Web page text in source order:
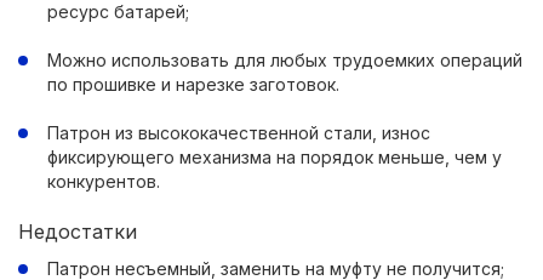
ресурс батарей;
Можно использовать для любых трудоемких операций
по прошивке и нарезке заготовок.
Патрон из высококачественной стали, износ
фиксирующего механизма на порядок меньше, чем у
конкурентов.
Недостатки
Патрон несъемный, заменить на муфту не получится;